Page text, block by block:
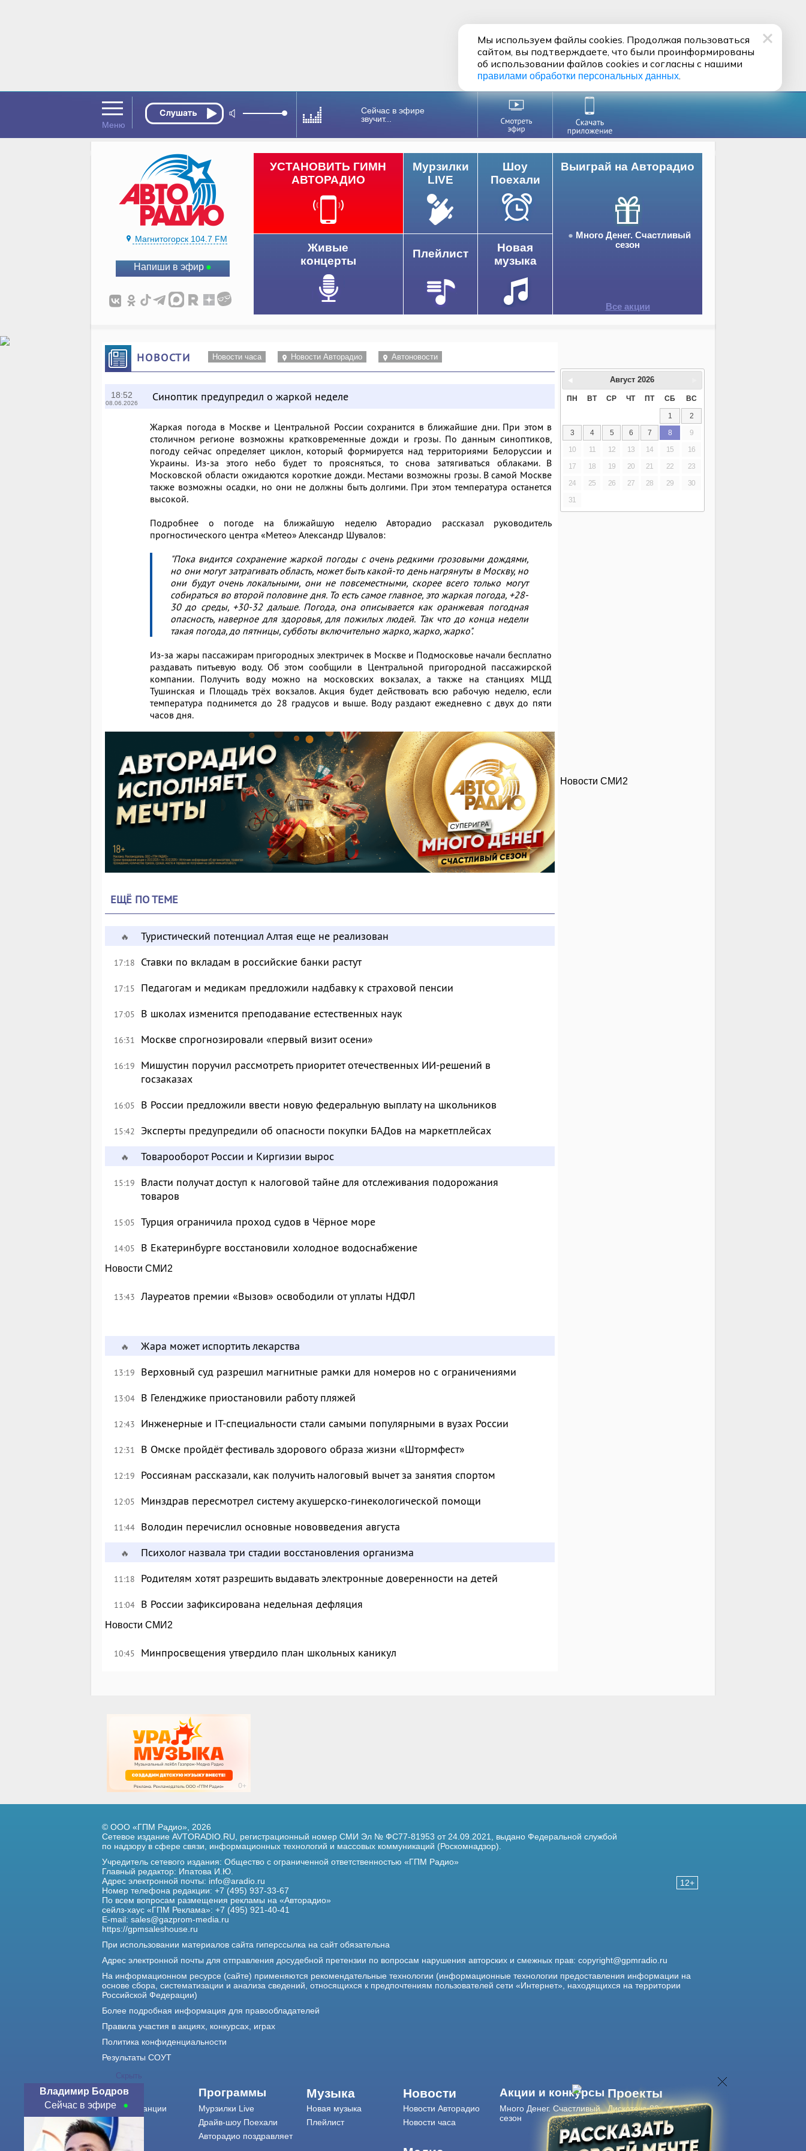
Сейчас в эфире
звучит...
Магнитогорск 104.7 FM
Напиши в эфир
Выиграй на Авторадио
Много Денег. Счастливый
сезон
Все акции
УСТАНОВИТЬ ГИМН
АВТОРАДИО
Мурзилки
LIVE
Шоу
Поехали
Живые
концерты
Плейлист
Новая
музыка
НОВОСТИ Новости часа Новости Авторадио Автоновости
18:52
08.06.2026 Синоптик предупредил о жаркой неделе
Жаркая погода в Москве и Центральной России сохранится в ближайшие дни. При этом в
столичном регионе возможны кратковременные дожди и грозы. По данным синоптиков,
погоду сейчас определяет циклон, который формируется над территориями Белоруссии и
Украины. Из-за этого небо будет то проясняться, то снова затягиваться облаками. В
Московской области ожидаются короткие дожди. Местами возможны грозы. В самой Москве
также возможны осадки, но они не должны быть долгими. При этом температура останется
высокой.
Подробнее о погоде на ближайшую неделю Авторадио рассказал руководитель
прогностического центра «Метео» Александр Шувалов:
"Пока видится сохранение жаркой погоды с очень редкими грозовыми дождями,
но они могут затрагивать область, может быть какой-то день нагрянуты в Москву, но
они будут очень локальными, они не повсеместными, скорее всего только могут
собираться во второй половине дня. То есть самое главное, это жаркая погода, +28-
30 до среды, +30-32 дальше. Погода, она описывается как оранжевая погодная
опасность, наверное для здоровья, для пожилых людей. Так что до конца недели
такая погода, до пятницы, субботы включительно жарко, жарко, жарко".
Из-за жары пассажирам пригородных электричек в Москве и Подмосковье начали бесплатно
раздавать питьевую воду. Об этом сообщили в Центральной пригородной пассажирской
компании. Получить воду можно на московских вокзалах, а также на станциях МЦД
Тушинская и Площадь трёх вокзалов. Акция будет действовать всю рабочую неделю, если
температура поднимется до 28 градусов и выше. Воду раздают ежедневно с двух до пяти
часов дня.
ЕЩЁ ПО ТЕМЕ
🔥 Туристический потенциал Алтая еще не реализован
17:18 Ставки по вкладам в российские банки растут
17:15 Педагогам и медикам предложили надбавку к страховой пенсии
17:05 В школах изменится преподавание естественных наук
16:31 Москве спрогнозировали «первый визит осени»
16:19
Мишустин поручил рассмотреть приоритет отечественных ИИ-решений в
госзаказах
16:05 В России предложили ввести новую федеральную выплату на школьников
15:42 Эксперты предупредили об опасности покупки БАДов на маркетплейсах
🔥 Товарооборот России и Киргизии вырос
15:19
Власти получат доступ к налоговой тайне для отслеживания подорожания
товаров
15:05 Турция ограничила проход судов в Чёрное море
14:05 В Екатеринбурге восстановили холодное водоснабжение
Новости СМИ2
13:43 Лауреатов премии «Вызов» освободили от уплаты НДФЛ
🔥 Жара может испортить лекарства
13:19 Верховный суд разрешил магнитные рамки для номеров но с ограничениями
13:04 В Геленджике приостановили работу пляжей
12:43 Инженерные и IT-специальности стали самыми популярными в вузах России
12:31 В Омске пройдёт фестиваль здорового образа жизни «Штормфест»
12:19 Россиянам рассказали, как получить налоговый вычет за занятия спортом
12:05 Минздрав пересмотрел систему акушерско-гинекологической помощи
11:44 Володин перечислил основные нововведения августа
🔥 Психолог назвала три стадии восстановления организма
11:18 Родителям хотят разрешить выдавать электронные доверенности на детей
11:04 В России зафиксирована недельная дефляция
Новости СМИ2
10:45 Минпросвещения утвердило план школьных каникул
Август 2026
ПН ВТ СР ЧТ ПТ СБ ВС
1
2
3
4 5 6 7 8
9
10
11 12 13 14 15
16
17
18 19 20 21 22
23
24
25 26 27 28 29
30
31
Новости СМИ2
Скрыть
Владимир Бодров
Сейчас в эфире
12+
© ООО «ГПМ Радио», 2026
Сетевое издание AVTORADIO.RU, регистрационный номер СМИ Эл № ФС77-81953 от 24.09.2021, выдано Федеральной службой
по надзору в сфере связи, информационных технологий и массовых коммуникаций (Роскомнадзор).
Учредитель сетевого издания: Общество с ограниченной ответственностью «ГПМ Радио»
Главный редактор: Ипатова И.Ю.
Адрес электронной почты: info@aradio.ru
Номер телефона редакции: +7 (495) 937-33-67
По всем вопросам размещения рекламы на «Авторадио»
сейлз-хаус «ГПМ Реклама»: +7 (495) 921-40-41
E-mail: sales@gazprom-media.ru
https://gpmsaleshouse.ru
При использовании материалов сайта гиперссылка на сайт обязательна
Адрес электронной почты для отправления досудебной претензии по вопросам нарушения авторских и смежных прав: copyright@gpmradio.ru
На информационном ресурсе (сайте) применяются рекомендательные технологии (информационные технологии предоставления информации на
основе сбора, систематизации и анализа сведений, относящихся к предпочтениям пользователей сети «Интернет», находящихся на территории
Российской Федерации)
Более подробная информация для правообладателей
Правила участия в акциях, конкурсах, играх
Политика конфиденциальности
Результаты СОУТ
О нас
О радиостанции
Команда
Контакты
Программы
Мурзилки Live
Драйв-шоу Поехали
Авторадио поздравляет
Музыка
Новая музыка
Плейлист
Новости
Новости Авторадио
Новости часа
Акции и конкурсы
Много Денег. Счастливый
сезон
Проекты
Дискотека 80-х
Живые концерты
Журнал Авторадио
Мы используем файлы cookies. Продолжая пользоваться
сайтом, вы подтверждаете, что были проинформированы
об использовании файлов cookies и согласны с нашими
правилами обработки персональных данных.